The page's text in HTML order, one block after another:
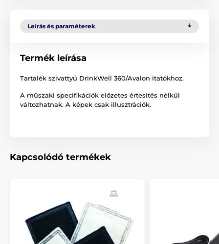
Leírás és paraméterek
Termék leírása
Tartalék szivattyú DrinkWell 360/Avalon itatókhoz.
A műszaki specifikációk előzetes értesítés nélkül
változhatnak. A képek csak illusztrációk.
Kapcsolódó termékek